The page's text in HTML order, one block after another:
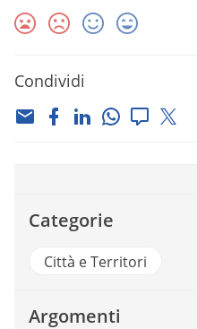
Condividi
Categorie
Città e Territori
Argomenti